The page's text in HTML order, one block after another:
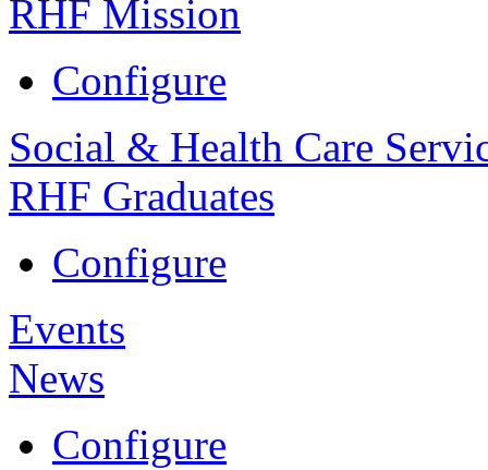
RHF Mission
Configure
Social & Health Care
RHF Graduates
Configure
Events
News
Configure